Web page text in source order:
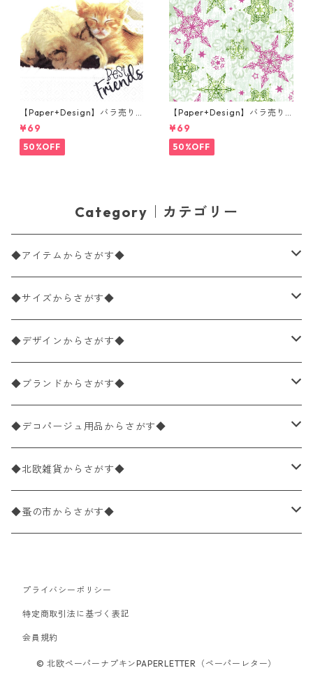
【Paper+Design】バラ売り2
枚 ランチサイズ ペーパーナプ
キン Dog & Cat ホワイト
¥69
50%OFF
【Paper+Design】バラ売り2
枚 ランチサイズ ペーパーナプ
キン DELICATE STARS グリー
ン
¥69
50%OFF
Category｜カテゴリー
◆アイテムからさがす◆
ペーパーナプキン2枚バラ売り
ペーパーナプキン1枚バラ売り
ペーパーナプキン20枚入りパック
ペーパーナプキン10枚入りパック
ライスペーパー
ペーパーリネンナプキン
ワックスペーパー
デコパージュ用品
◆サイズからさがす◆
33×33cm（ランチサイズ）
バラ売り
パック売り
25×25cm（カクテルサイズ）
バラ売り
パック売り
40×40cm（ディナーサイズ）
バラ売り
パック売り
21×21cm（ポケットサイズ）
バラ売り
33cm（ラウンド）
◆デザインからさがす◆
花柄
植物・グリーン柄
動物・鳥・昆虫・蝶柄
海・魚柄
食べ物・フルーツ・野菜・ドリンク柄
食器・カトラリー柄
◆ブランドからさがす◆
ドイツ製 IHR/イア
ランチサイズ
カクテルサイズ
ドイツ製 Ambiente/アンビエンテ
ランチサイズ
ドイツ製 Paperproducts Design
カクテルサイズ
ランチサイズ
カクテルサイズ
ドイツ製 ti-flair/ティーフレア
ランチサイズ
ドイツ製 PAW/パウ
◆デコパージュ用品からさがす◆
デコパージュ液
デコパージュ下地
デコパージュはさみ
3Dデコパージュ
◆北欧雑貨からさがす◆
シリコンモールド
トレイ
ポスター・カレンダー
◆蚤の市からさがす◆
北欧雑貨
デコパージュ用品
プライバシーポリシー
特定商取引法に基づく表記
会員規約
© 北欧ペーパーナプキンPAPERLETTER（ペーパーレター）